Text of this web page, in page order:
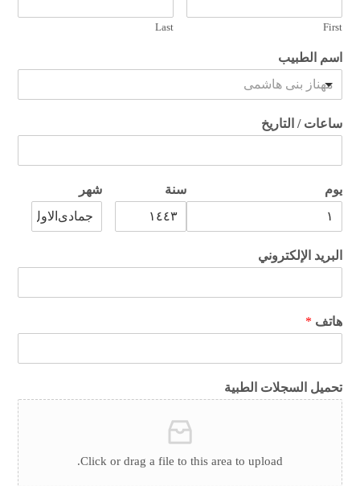
First
Last
اسم الطبيب
مهناز بنی هاشمی
ساعات / التاريخ
يوم شهر سنة
البريد الإلكتروني
هاتف *
تحميل السجلات الطبية
Click or drag a file to this area to upload.